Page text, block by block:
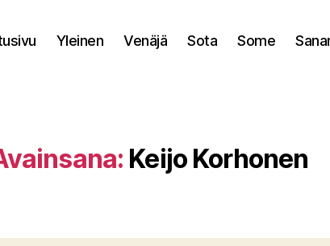
Yleinen Venäjä Sota Some
Keijo Korhonen